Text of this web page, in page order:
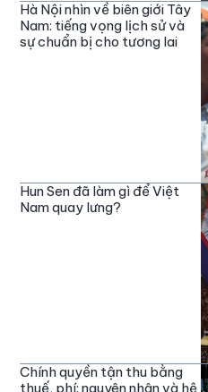
Hà Nội nhìn về biên giới Tây
Nam: tiếng vọng lịch sử và
sự chuẩn bị cho tương lai
Hun Sen đã làm gì để Việt
Nam quay lưng?
Chính quyền tận thu bằng
thuế, phí: nguyên nhân và hệ